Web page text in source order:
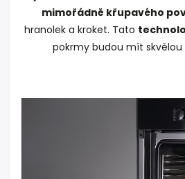
mimořádně křupavého
hranolek a kroket. Tato
pokrmy budou mít